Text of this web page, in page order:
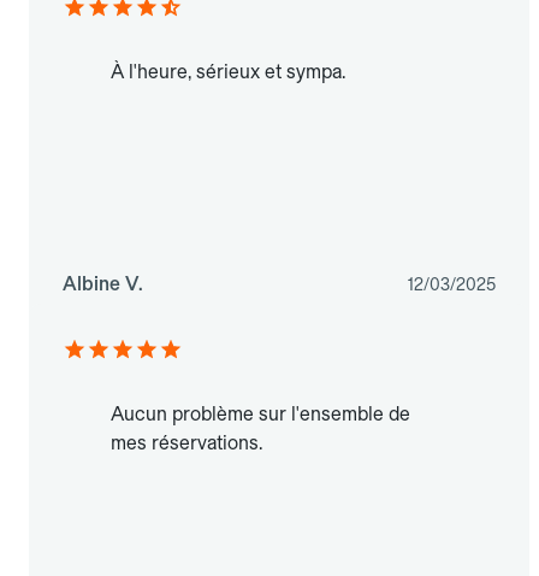
À l'heure, sérieux et sympa.
Albine V. 12/03/2025
Aucun problème sur l'ensemble de
mes réservations.